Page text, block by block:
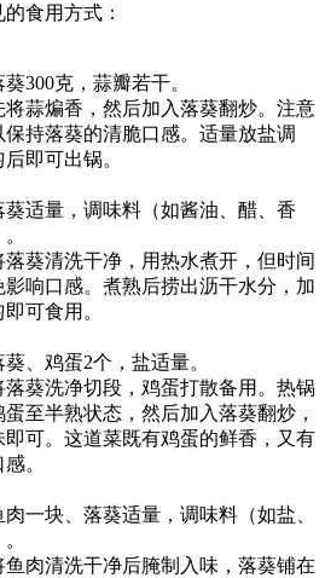
食用方式：
300克，蒜瓣若干。
将蒜煸香，然后加入落葵翻炒。注意
持落葵的清脆口感。适量放盐调
即可出锅。
适量，调味料（如酱油、醋、香
葵清洗干净，用热水煮开，但时间
响口感。煮熟后捞出沥干水分，加
可食用。
、鸡蛋2个，盐适量。
落葵洗净切段，鸡蛋打散备用。热锅
至半熟状态，然后加入落葵翻炒，
即可。这道菜既有鸡蛋的鲜香，又有
。
一块、落葵适量，调味料（如盐、
肉清洗干净后腌制入味，落葵铺在